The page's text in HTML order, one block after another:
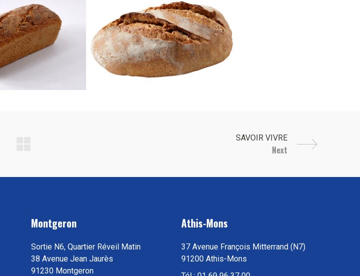
Next
Montgeron
Sortie N6, Quartier Réveil Matin
38 Avenue Jean Jaurès
91230 Montgeron
Athis-Mons
37 Avenue François Mitterrand (N7)
91200 Athis-Mons